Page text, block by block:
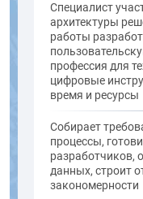
Специалист
архитектуры
работы
профессия для
цифровые
время и ресурсы
Собирает
процессы,
разработчиков,
данных, строит
закономерности